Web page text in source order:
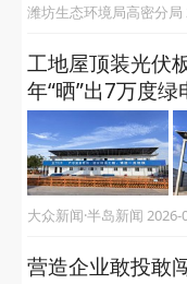
工地屋顶装光伏
年“晒”出7万度绿
大众新闻·半
营造企业敢投敢